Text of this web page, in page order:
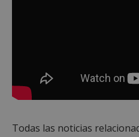
Todas las noticias
Cookies no